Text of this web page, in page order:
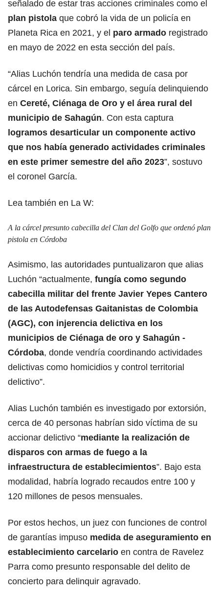
señalado de estar tras acciones criminales como el
plan pistola que cobró la vida de un policía en
Planeta Rica en 2021, y el paro armado registrado
en mayo de 2022 en esta sección del país.
“Alias Luchón tendría una medida de casa por
cárcel en Lorica. Sin embargo, seguía delinquiendo
en Cereté, Ciénaga de Oro y el área rural del
municipio de Sahagún. Con esta captura
logramos desarticular un componente activo
que nos había generado actividades criminales
en este primer semestre del año 2023”, sostuvo
el coronel García.
Lea también en La W:
A la cárcel presunto cabecilla del Clan del Golfo que ordenó plan
pistola en Córdoba
Asimismo, las autoridades puntualizaron que alias
Luchón “actualmente, fungía como segundo
cabecilla militar del frente Javier Yepes Cantero
de las Autodefensas Gaitanistas de Colombia
(AGC), con injerencia delictiva en los
municipios de Ciénaga de oro y Sahagún -
Córdoba, donde vendría coordinando actividades
delictivas como homicidios y control territorial
delictivo”.
Alias Luchón también es investigado por extorsión,
cerca de 40 personas habrían sido víctima de su
accionar delictivo “mediante la realización de
disparos con armas de fuego a la
infraestructura de establecimientos”. Bajo esta
modalidad, habría logrado recaudos entre 100 y
120 millones de pesos mensuales.
Por estos hechos, un juez con funciones de control
de garantías impuso medida de aseguramiento en
establecimiento carcelario en contra de Ravelez
Parra como presunto responsable del delito de
concierto para delinquir agravado.